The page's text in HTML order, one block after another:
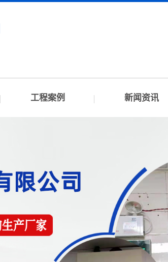
工程案例 新闻资讯